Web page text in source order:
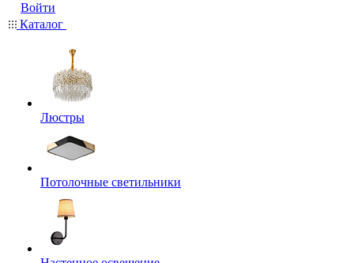
Войти
Каталог
Люстры
Потолочные светильники